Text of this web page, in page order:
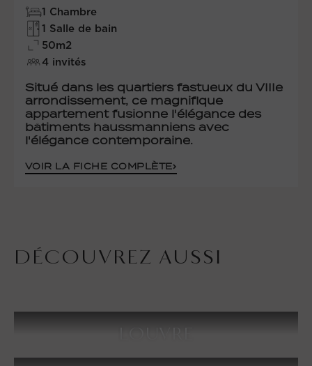
1 Chambre
1 Salle de bain
50m2
4 invités
Situé dans les quartiers fastueux du VIIIe
arrondissement, ce magnifique
appartement fusionne l'élégance des
bâtiments haussmanniens avec
l'élégance contemporaine.
VOIR LA FICHE COMPLÈTE
DÉCOUVREZ AUSSI